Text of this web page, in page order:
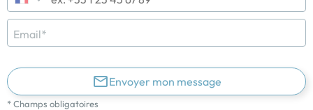
Email*
Envoyer mon message
* Champs obligatoires